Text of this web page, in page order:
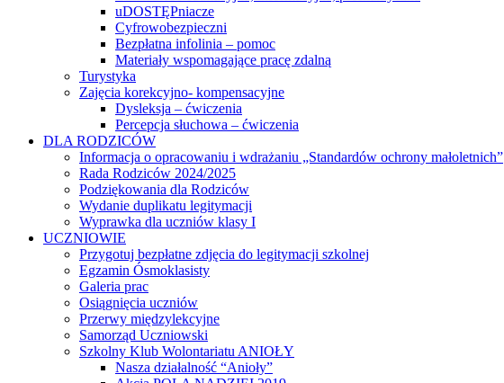
uDOSTĘPniacze
Cyfrowobezpieczni
Bezpłatna infolinia – pomoc
Materiały wspomagające pracę zdalną
Turystyka
Zajęcia korekcyjno- kompensacyjne
Dysleksja – ćwiczenia
Percepcja słuchowa – ćwiczenia
DLA RODZICÓW
Informacja o opracowaniu i wdrażaniu „Standardów ochrony małoletnich”
Rada Rodziców 2024/2025
Podziękowania dla Rodziców
Wydanie duplikatu legitymacji
Wyprawka dla uczniów klasy I
UCZNIOWIE
Przygotuj bezpłatne zdjęcia do legitymacji szkolnej
Egzamin Ósmoklasisty
Galeria prac
Osiągnięcia uczniów
Przerwy międzylekcyjne
Samorząd Uczniowski
Szkolny Klub Wolontariatu ANIOŁY
Nasza działalność “Anioły”